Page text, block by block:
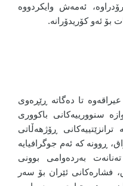
ئەمەش وایکردووە
بۆ ئەو کۆریدۆرانە.
تا دەگاتە ڕێڕەوی
سنوورییەکانی باکووری
ترانزێتییەکانی ڕۆژهەڵاتی
ڕوونە کە ئەم جوگرافیایە
بەردەوامی بوونی
فشارەکانی ئێران بۆ سەر